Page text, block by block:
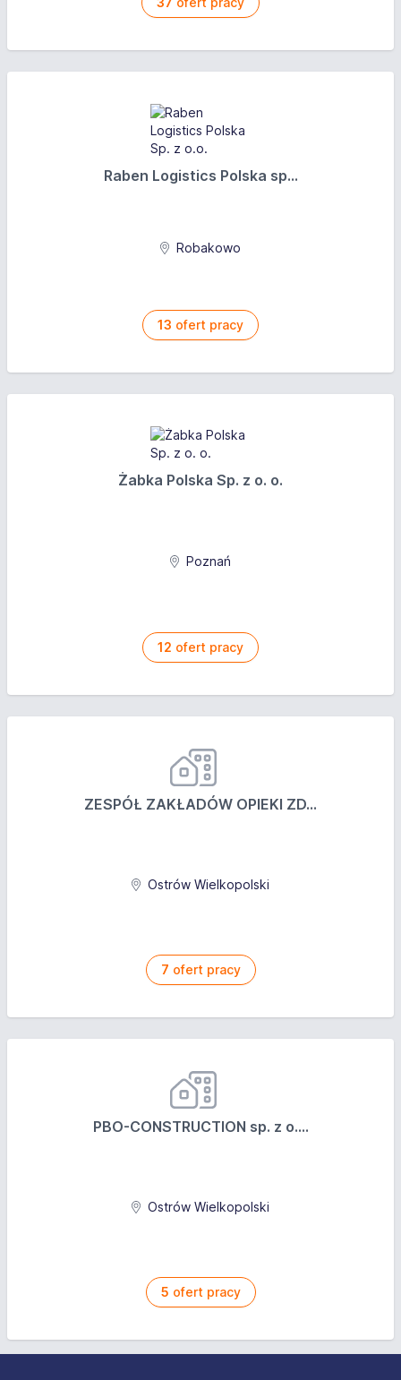
Raben Logistics Polska sp...
Robakowo
13 ofert pracy
Żabka Polska Sp. z o. o.
Poznań
12 ofert pracy
ZESPÓŁ ZAKŁADÓW OPIEKI ZD...
Ostrów Wielkopolski
7 ofert pracy
PBO-CONSTRUCTION sp. z o....
Ostrów Wielkopolski
5 ofert pracy